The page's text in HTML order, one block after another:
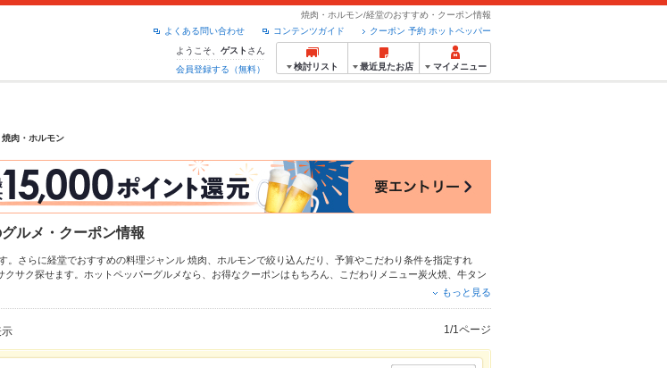
焼肉・ホルモン/経堂のおすすめ・クーポン情報
クーポン 予約 ホットペッパー
コンテンツガイド
よくある問い合わせ
ようこそ、 ゲスト さん
会員登録する（無料）
検討リスト 最近見たお店 マイメニュー
焼肉・ホルモン
ルメ・クーポン情報
。さらに経堂でおすすめの料理ジャンル 焼肉 ホルモンで絞り込んだり、予算やこだわり条件を指定すれ
サク探せます。ホットペッパーグルメなら、お得なクーポンはもちろん、こだわりメニュー炭火焼
牛タン
最新情報をご紹介しているので安心！24時間使える簡単便利なネット予約が使えるお店も拡大中です。友達ど
もっと見る
1/1ページ